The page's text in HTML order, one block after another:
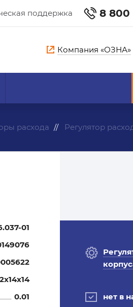
поддержка 8 800
Компания «ОЗНА»
расхода Регулятор
01
0.01
нет в